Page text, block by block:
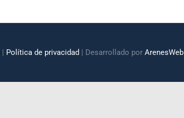
| Política de privacidad | Desarrollado por ArenesWeb